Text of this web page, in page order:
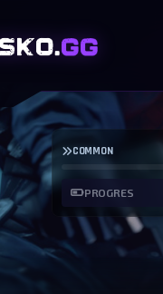
COMMON
PROGRES